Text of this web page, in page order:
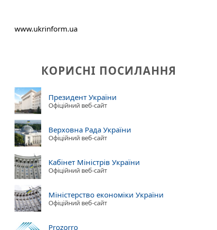
www.ukrinform.ua
КОРИСНІ ПОСИЛАННЯ
Президент України
Офіційний веб-сайт
Верховна Рада України
Офіційний веб-сайт
Кабінет Міністрів України
Офіційний веб-сайт
Міністерство економіки України
Офіційний веб-сайт
Prozorro